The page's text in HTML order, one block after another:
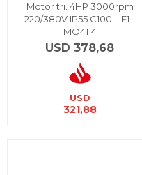
Motor tri. 4HP 3000rpm
220/380V IP55 C100L IE1 -
MO4114
USD 378,68
USD
321,88